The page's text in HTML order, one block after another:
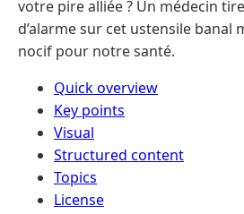
votre pire alliée ? Un médecin
d’alarme sur cet ustensile banal
nocif pour notre santé.
Quick overview
Key points
Visual
Structured content
Topics
License